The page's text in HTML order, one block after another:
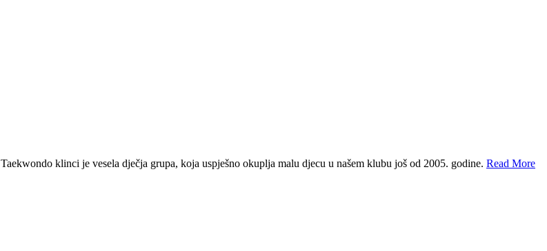
Taekwondo klinci je vesela dječja grupa, koja uspješno okuplja malu djecu u našem klubu još od 2005. godine. Read More